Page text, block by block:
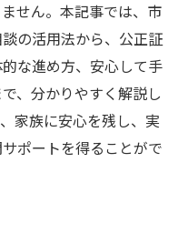
せん。本記事では、市
の活用法から、公正証
な進め方、安心して手
、分かりやすく解説し
家族に安心を残し、実
ポートを得ることがで